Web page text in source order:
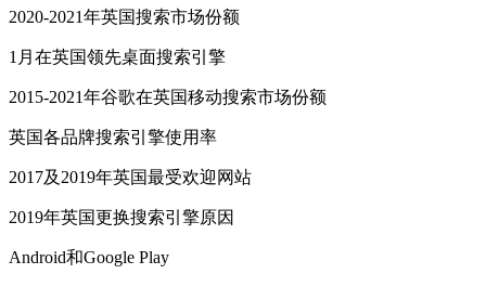
2020-2021年英国搜索市场份额
1月在英国领先桌面搜索引擎
2015-2021年谷歌在英国移动搜索市场份额
英国各品牌搜索引擎使用率
2017及2019年英国最受欢迎网站
2019年英国更换搜索引擎原因
Android和Google Play